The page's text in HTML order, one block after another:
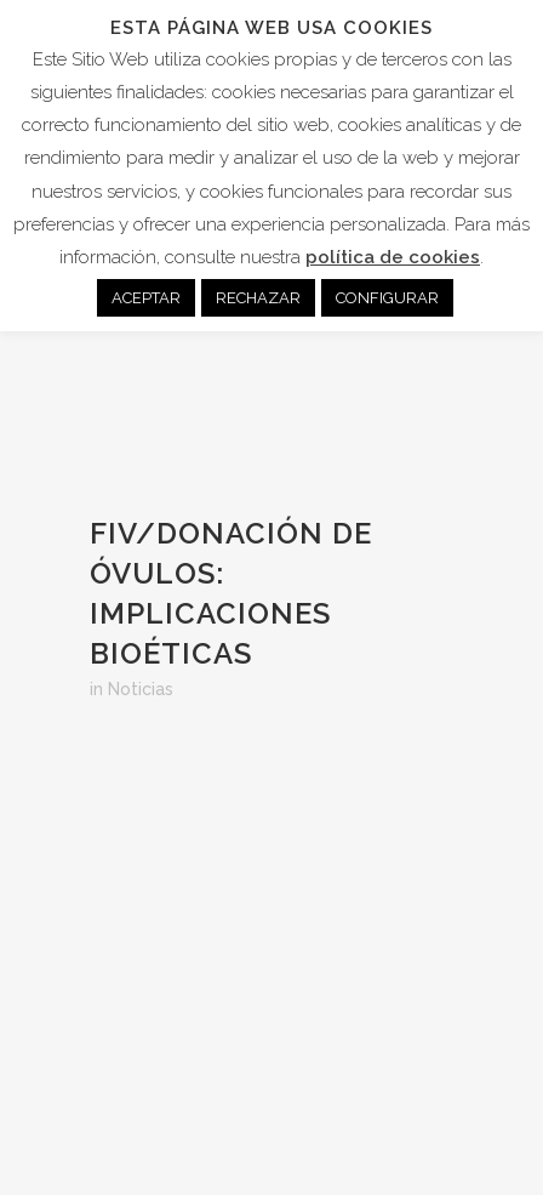
FIV/DONACIÓN DE
ÓVULOS:
IMPLICACIONES
BIOÉTICAS
in Noticias
ESTA PÁGINA WEB USA COOKIES
Este Sitio Web utiliza cookies propias y de terceros con las
siguientes finalidades: cookies necesarias para garantizar el
correcto funcionamiento del sitio web, cookies analíticas y de
rendimiento para medir y analizar el uso de la web y mejorar
nuestros servicios, y cookies funcionales para recordar sus
preferencias y ofrecer una experiencia personalizada. Para más
información, consulte nuestra política de cookies.
ACEPTAR RECHAZAR CONFIGURAR